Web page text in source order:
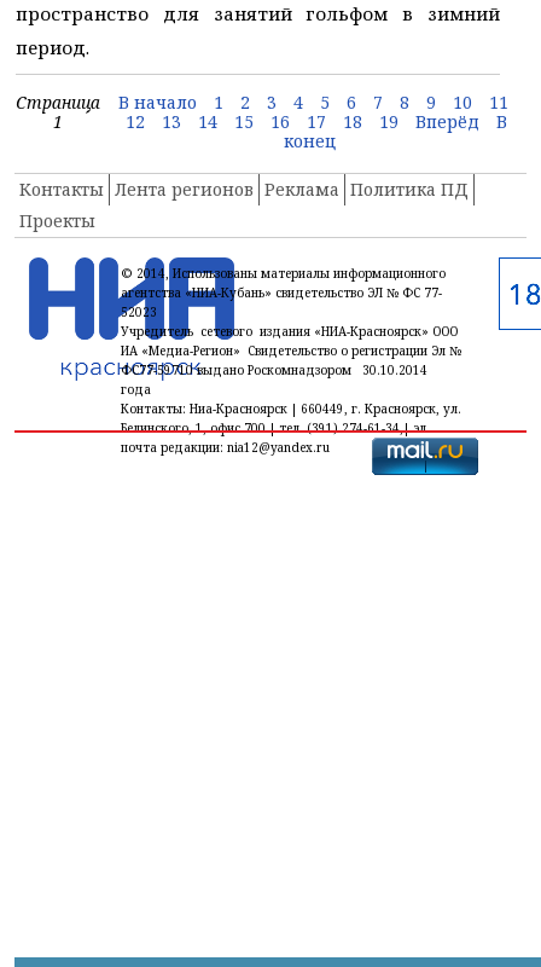
пространство для занятий гольфом в зимний
период.
Страница
1
В начало 1 2 3 4 5 6 7 8 9 10
11
12
13 14 15 16 17 18 19 Вперёд
В
конец
Контакты Лента регионов Реклама Политика ПД
Проекты
© 2014, Использованы материалы информационного
агентства «НИА-Кубань» свидетельство ЭЛ № ФС 77-
52023
Учредитель сетевого издания «НИА-Красноярск» ООО
ИА «Медиа-Регион» Свидетельство о регистрации Эл №
ФС77-59710 выдано Роскомнадзором 30.10.2014
года
Контакты: Ниа-Красноярск | 660449, г. Красноярск, ул.
Белинского, 1, офис 700 | тел. (391) 274-61-34,| эл.
почта редакции: nia12@yandex.ru